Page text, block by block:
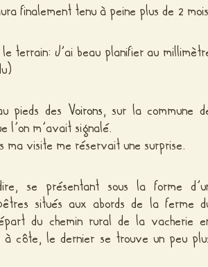
finalement tenu à peine plus de 2
terrain: J’ai beau planifier au
pieds des Voirons, sur la commune
l’on m’avait signalé.
ma visite me réservait une surprise.
se présentant sous la forme
situés aux abords de la ferme
du chemin rural de la vacherie
côte, le dernier se trouve un peu